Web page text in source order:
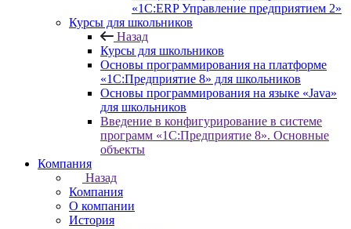
«1C:ERP Управление предприятием 2»
Курсы для школьников
Назад
Курсы для школьников
Основы программирования на платформе
«1С:Предприятие 8» для школьников
Основы программирования на языке «Java»
для школьников
Введение в конфигурирование в системе
программ «1С:Предприятие 8». Основные
объекты
Компания
Назад
Компания
О компании
История